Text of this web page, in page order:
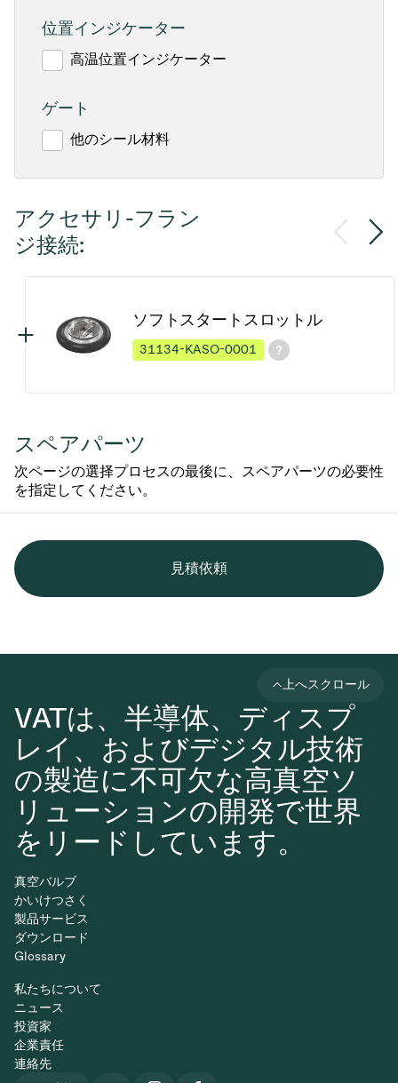
位置インジケーター
高温位置インジケーター
ゲート
他のシール材料
アクセサリ-フラン
ジ接続:
ソフトスタートスロットル
31134-KASO-0001
スペアパーツ
次ページの選择プロセスの最後に、スペアパーツの必要性
を指定してください。
見積依頼
VATは、半導体、ディスプ
レイ、およびデジタル技術
の製造に不可欠な高真空ソ
リューションの開発で世界
をリードしています。
上へスクロール
真空バルブ
かいけつさく
製品サービス
ダウンロード
Glossary
私たちについて
ニュース
投資家
企業責任
連絡先